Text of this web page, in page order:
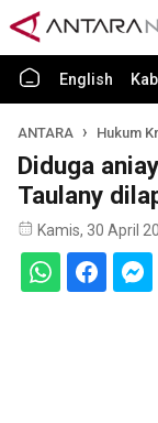
English
ANTARA Hukum
Diduga
Taulany
Kamis, 30 April